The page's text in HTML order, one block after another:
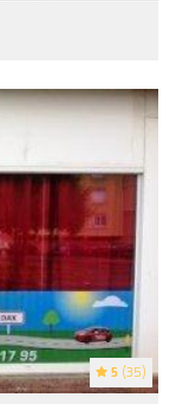
5 (35)